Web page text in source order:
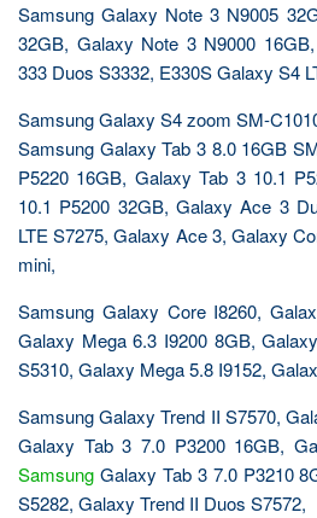
Samsung Galaxy Note 3 N9005
32GB, Galaxy Note 3 N9000
333 Duos S3332, E330S Galaxy S4
Samsung Galaxy S4 zoom SM-
Samsung Galaxy Tab 3 8.0 16GB
P5220 16GB, Galaxy Tab 3 10.1
10.1 P5200 32GB, Galaxy Ace 3
LTE S7275, Galaxy Ace 3, Galaxy
mini,
Samsung Galaxy Core I8260,
Galaxy Mega 6.3 I9200 8GB,
S5310, Galaxy Mega 5.8 I9152,
Samsung Galaxy Trend II S7570,
Galaxy Tab 3 7.0 P3200 16GB,
Samsung Galaxy Tab 3 7.0 P3210
S5282, Galaxy Trend II Duos S7572,